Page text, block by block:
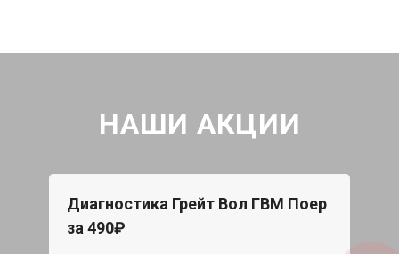
НАШИ АКЦИИ
Диагностика Грейт Вол ГВМ Поер
за 490₽